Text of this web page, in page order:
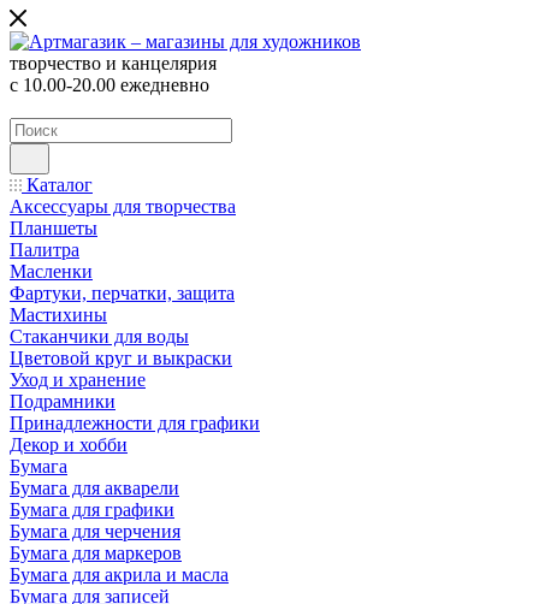
творчество и канцелярия
с 10.00-20.00 ежедневно
Каталог
Аксессуары для творчества
Планшеты
Палитра
Масленки
Фартуки, перчатки, защита
Мастихины
Стаканчики для воды
Цветовой круг и выкраски
Уход и хранение
Подрамники
Принадлежности для графики
Декор и хобби
Бумага
Бумага для акварели
Бумага для графики
Бумага для черчения
Бумага для маркеров
Бумага для акрила и масла
Бумага для записей